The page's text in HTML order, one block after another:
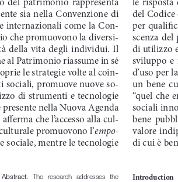
sia nella Convenzione di
come la Con-
che promuovono la diversi-
della  vita  degli  individui.  Il
al Patrimonio riassume in sé
le strategie volte al coin-
promuove nuove so-
di strumenti e tecnologie
nella Nuova Agenda
che l’accesso alla cul-
promuovono l’empo-
sociale, mentre le tecnologie
del Codice
per
scenza
di utilizzo
sviluppo  e
d’uso per
un  bene
“quel  che
sociali
bene
valore
di cui è
Abstract.
  The  research  addresses  the
Introduction